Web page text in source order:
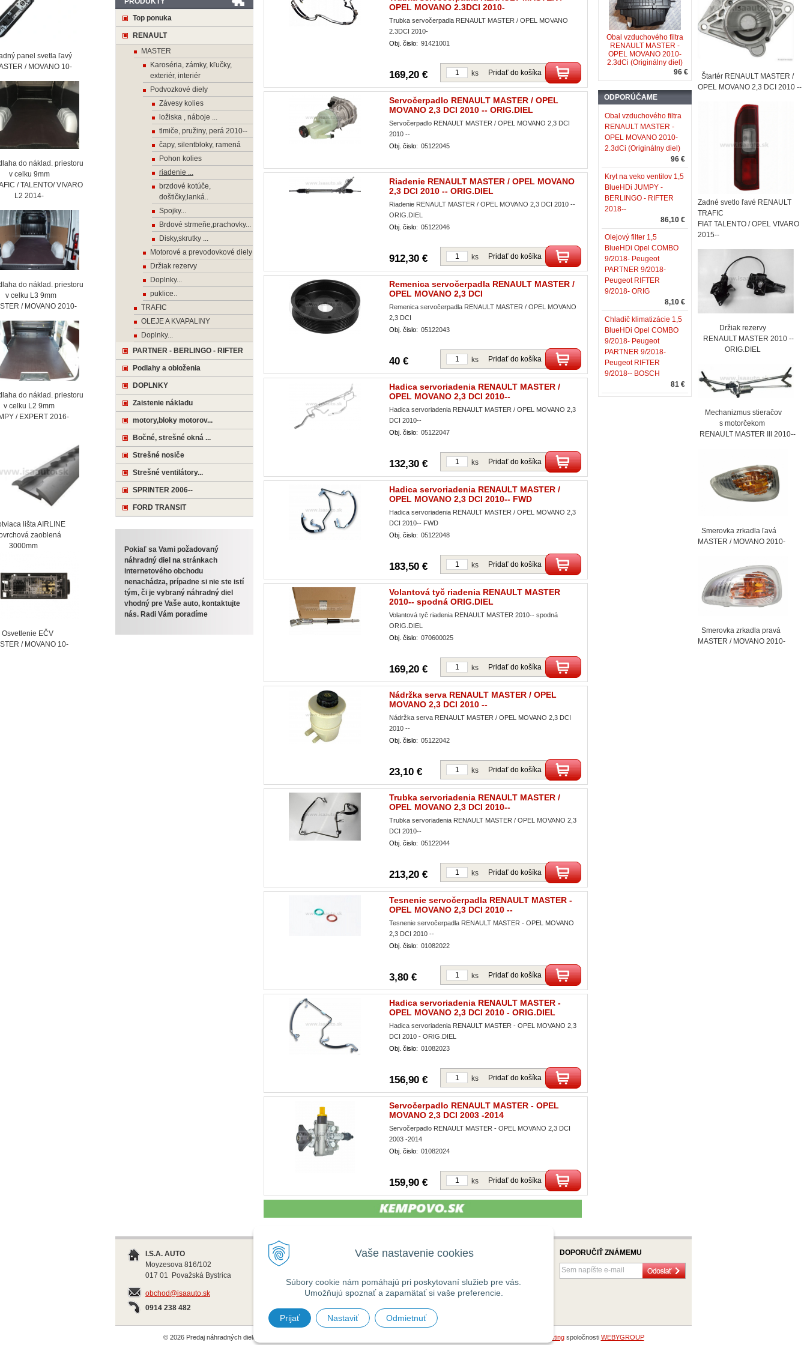
Vaše nastavenie cookies
Súbory cookie nám pomáhajú pri poskytovaní služieb pre vás.
Umožňujú spoznať a zapamätať si vaše preferencie.
Prijať Nastaviť Odmietnuť
OPEL MOVANO 2.3DCI 2010-
Trubka servočerpadla RENAULT MASTER / OPEL MOVANO
2.3DCI 2010-
Obj. čislo: 91421001
169,20 € Pridať do košíka
ks
Servočerpadlo RENAULT MASTER / OPEL
MOVANO 2,3 DCI 2010 -- ORIG.DIEL
Servočerpadlo RENAULT MASTER / OPEL MOVANO 2,3 DCI
2010 --
Obj. čislo: 05122045
Riadenie RENAULT MASTER / OPEL MOVANO
2,3 DCI 2010 -- ORIG.DIEL
Riadenie RENAULT MASTER / OPEL MOVANO 2,3 DCI 2010 --
ORIG.DIEL
Obj. čislo: 05122046
912,30 € Pridať do košíka
ks
Remenica servočerpadla RENAULT MASTER /
OPEL MOVANO 2,3 DCI
Remenica servočerpadla RENAULT MASTER / OPEL MOVANO
2,3 DCI
Obj. čislo: 05122043
40 € Pridať do košíka
ks
Hadica servoriadenia RENAULT MASTER /
OPEL MOVANO 2,3 DCI 2010--
Hadica servoriadenia RENAULT MASTER / OPEL MOVANO 2,3
DCI 2010--
Obj. čislo: 05122047
132,30 € Pridať do košíka
ks
Hadica servoriadenia RENAULT MASTER /
OPEL MOVANO 2,3 DCI 2010-- FWD
Hadica servoriadenia RENAULT MASTER / OPEL MOVANO 2,3
DCI 2010-- FWD
Obj. čislo: 05122048
183,50 € Pridať do košíka
ks
Volantová tyč riadenia RENAULT MASTER
2010-- spodná ORIG.DIEL
Volantová tyč riadenia RENAULT MASTER 2010-- spodná
ORIG.DIEL
Obj. čislo: 070600025
169,20 € Pridať do košíka
ks
Nádržka serva RENAULT MASTER / OPEL
MOVANO 2,3 DCI 2010 --
Nádržka serva RENAULT MASTER / OPEL MOVANO 2,3 DCI
2010 --
Obj. čislo: 05122042
23,10 € Pridať do košíka
ks
Trubka servoriadenia RENAULT MASTER /
OPEL MOVANO 2,3 DCI 2010--
Trubka servoriadenia RENAULT MASTER / OPEL MOVANO 2,3
DCI 2010--
Obj. čislo: 05122044
213,20 € Pridať do košíka
ks
Tesnenie servočerpadla RENAULT MASTER -
OPEL MOVANO 2,3 DCI 2010 --
Tesnenie servočerpadla RENAULT MASTER - OPEL MOVANO
2,3 DCI 2010 --
Obj. čislo: 01082022
3,80 € Pridať do košíka
ks
Hadica servoriadenia RENAULT MASTER -
OPEL MOVANO 2,3 DCI 2010 - ORIG.DIEL
Hadica servoriadenia RENAULT MASTER - OPEL MOVANO 2,3
DCI 2010 - ORIG.DIEL
Obj. čislo: 01082023
156,90 € Pridať do košíka
ks
Servočerpadlo RENAULT MASTER - OPEL
MOVANO 2,3 DCI 2003 -2014
Servočerpadlo RENAULT MASTER - OPEL MOVANO 2,3 DCI
2003 -2014
Obj. čislo: 01082024
159,90 € Pridať do košíka
ks
Obal vzduchového filtra
RENAULT MASTER -
OPEL MOVANO 2010-
2.3dCi (Originálny diel)
96 €
ODPORÚČAME
Obal vzduchového filtra
RENAULT MASTER -
OPEL MOVANO 2010-
2.3dCi (Originálny diel)
96 €
Kryt na veko ventilov 1,5
BlueHDi JUMPY -
BERLINGO - RIFTER
2018--
86,10 €
Olejový filter 1,5
BlueHDi Opel COMBO
9/2018- Peugeot
PARTNER 9/2018-
Peugeot RIFTER
9/2018- ORIG
8,10 €
Chladič klimatizácie 1,5
BlueHDi Opel COMBO
9/2018- Peugeot
PARTNER 9/2018-
Peugeot RIFTER
9/2018-- BOSCH
81 €
Top ponuka
RENAULT
MASTER
Karoséria, zámky, kľučky,
exteriér, interiér
Podvozkové diely
Závesy kolies
ložiska , náboje ...
tlmiče, pružiny, perá 2010--
čapy, silentbloky, ramená
Pohon kolies
riadenie ...
brzdové kotúče,
doštičky,lanká..
Spojky...
Brdové strmeňe,prachovky...
Disky,skrutky ...
Motorové a prevodovkové diely
Držiak rezervy
Doplnky...
puklice..
TRAFIC
OLEJE A KVAPALINY
Doplnky...
PARTNER - BERLINGO - RIFTER
Podlahy a obloženia
DOPLNKY
Zaistenie nákladu
motory,bloky motorov...
Bočné, strešné okná ...
Strešné nosiče
Strešné ventilátory...
SPRINTER 2006--
FORD TRANSIT
Pokiaľ sa Vami požadovaný
náhradný diel na stránkach
internetového obchodu
nenachádza, prípadne si nie ste istí
tým, či je vybraný náhradný diel
vhodný pre Vaše auto, kontaktujte
nás. Radi Vám poradíme
I.S.A. AUTO
Moyzesova 816/102
017 01 Považská Bystrica
obchod@isaauto.sk
0914 238 482
VŠEOBECNÉ
Ako nakupovať
Informácie
Obchodné podmienky
UŽITOČNÉ
Registrácia
Zabudnuté heslo
DOPORUČIŤ ZNÁMEMU
© 2026 Predaj náhradných dielov na úžitkové vozidlá MASTER, MOVANO a mnoho ďaľších • webhostingspoločnosti WEBYGROUP
panel svetla ľavý
/ MOVANO 10-
do náklad. priestoru
9mm
/ TALENTO/ VIVARO
2014-
do náklad. priestoru
L3 9mm
/ MOVANO 2010-
do náklad. priestoru
L2 9mm
/ EXPERT 2016-
lišta AIRLINE
zaoblená
EČV
/ MOVANO 10-
Štartér RENAULT MASTER /
OPEL MOVANO 2,3 DCI 2010 --
Zadné svetlo ľavé RENAULT
TRAFIC
FIAT TALENTO / OPEL VIVARO
2015--
Držiak rezervy
RENAULT MASTER 2010 --
ORIG.DIEL
Mechanizmus stieračov
s motorčekom
RENAULT MASTER III 2010--
Smerovka zrkadla ľavá
MASTER / MOVANO 2010-
Smerovka zrkadla pravá
MASTER / MOVANO 2010-